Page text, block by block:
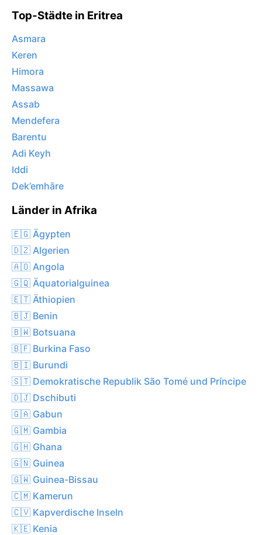
Top-Städte in Eritrea
Asmara
Keren
Himora
Massawa
Assab
Mendefera
Barentu
Adi Keyh
Iddi
Dek’emhāre
Länder in Afrika
🇪🇬 Ägypten
🇩🇿 Algerien
🇦🇴 Angola
🇬🇶 Äquatorialguinea
🇪🇹 Äthiopien
🇧🇯 Benin
🇧🇼 Botsuana
🇧🇫 Burkina Faso
🇧🇮 Burundi
🇸🇹 Demokratische Republik São Tomé und Príncipe
🇩🇯 Dschibuti
🇬🇦 Gabun
🇬🇲 Gambia
🇬🇭 Ghana
🇬🇳 Guinea
🇬🇼 Guinea-Bissau
🇨🇲 Kamerun
🇨🇻 Kapverdische Inseln
🇰🇪 Kenia